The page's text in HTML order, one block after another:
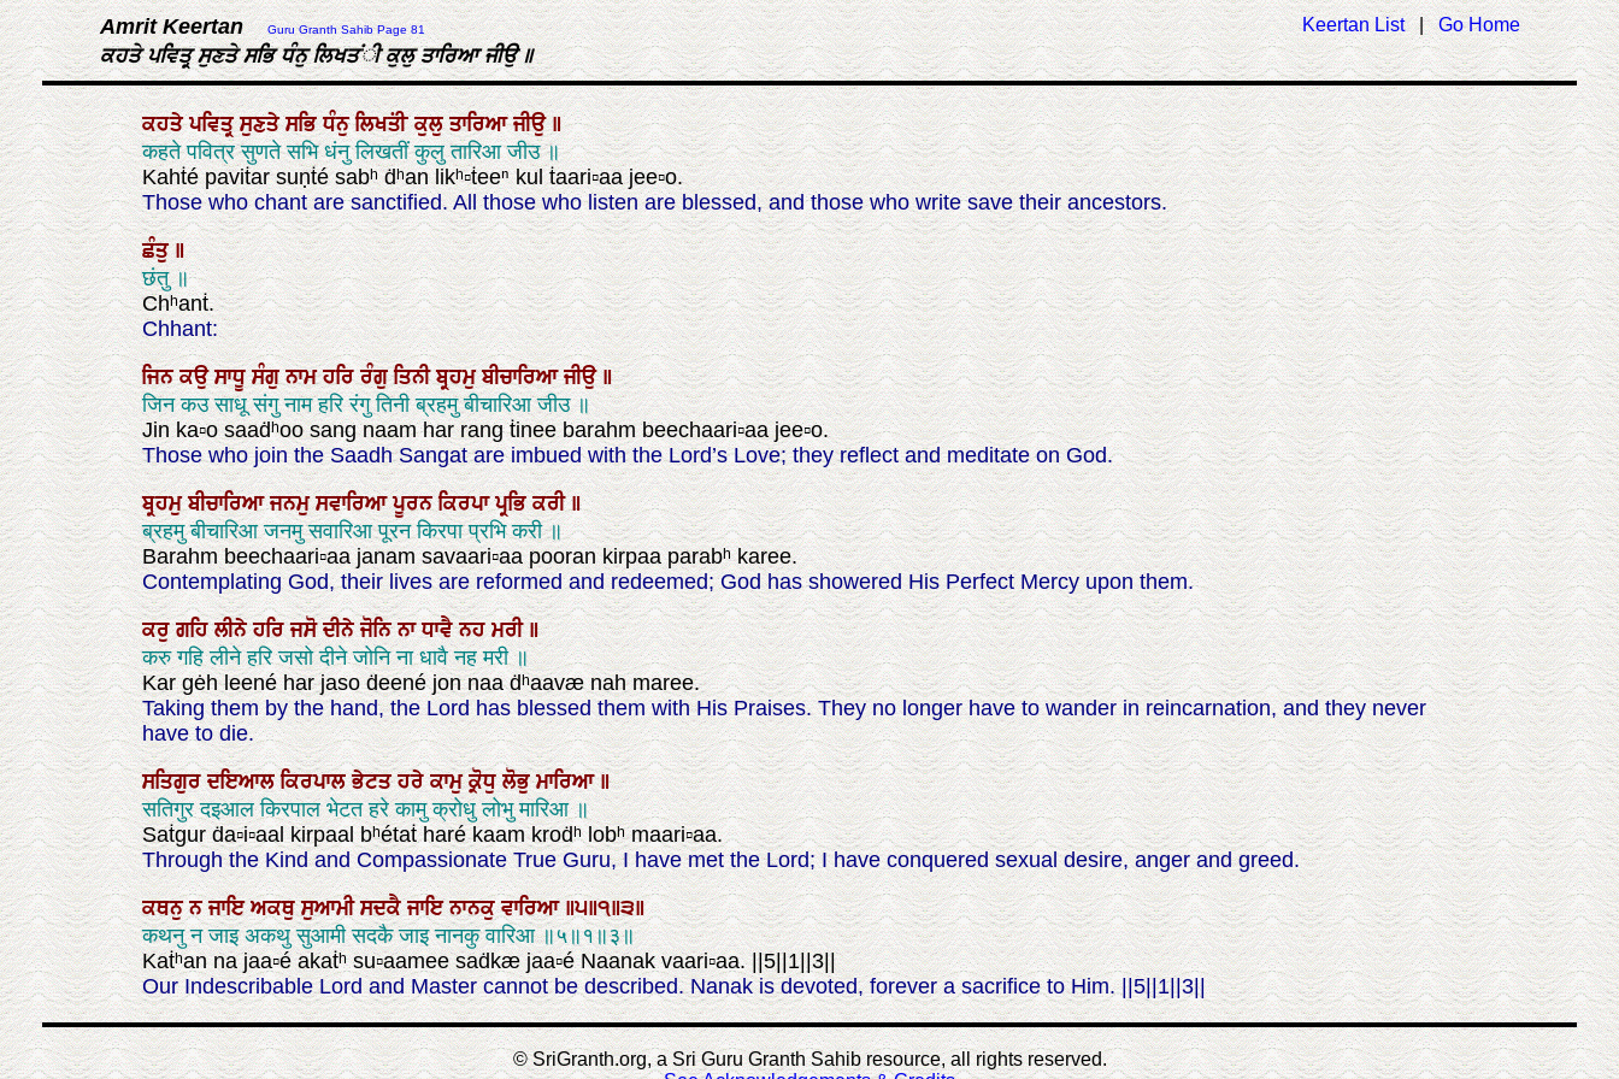
Amrit Keertan Guru Granth Sahib Page 81
ਕਹਤੇ ਪਵਿਤ੍ਰ ਸੁਣਤੇ ਸਭਿ ਧੰਨੁ ਲਿਖਤਂ​ੀ ਕੁਲੁ ਤਾਰਿਆ ਜੀਉ ॥
Keertan List|Go Home
ਕਹਤੇਪਵਿਤ੍ਰਸੁਣਤੇਸਭਿਧੰਨੁਲਿਖਤੀਕੁਲੁਤਾਰਿਆਜੀਉ॥
कहते पवित्र सुणते सभि धंनु लिखतीं कुलु तारिआ जीउ ॥
Kahṫé paviṫar suṇṫé sabʰ ḋʰan likʰ▫ṫeeⁿ kul ṫaari▫aa jee▫o.
Those who chant are sanctified. All those who listen are blessed, and those who write save their ancestors.
ਛੰਤੁ॥
छंतु ॥
Chʰanṫ.
Chhant:
ਜਿਨਕਉਸਾਧੂਸੰਗੁਨਾਮਹਰਿਰੰਗੁਤਿਨੀਬ੍ਰਹਮੁਬੀਚਾਰਿਆਜੀਉ॥
जिन कउ साधू संगु नाम हरि रंगु तिनी ब्रहमु बीचारिआ जीउ ॥
Jin ka▫o saaḋʰoo sang naam har rang ṫinee barahm beechaari▫aa jee▫o.
Those who join the Saadh Sangat are imbued with the Lord’s Love; they reflect and meditate on God.
ਬ੍ਰਹਮੁਬੀਚਾਰਿਆਜਨਮੁਸਵਾਰਿਆਪੂਰਨਕਿਰਪਾਪ੍ਰਭਿਕਰੀ॥
ब्रहमु बीचारिआ जनमु सवारिआ पूरन किरपा प्रभि करी ॥
Barahm beechaari▫aa janam savaari▫aa pooran kirpaa parabʰ karee.
Contemplating God, their lives are reformed and redeemed; God has showered His Perfect Mercy upon them.
ਕਰੁਗਹਿਲੀਨੇਹਰਿਜਸੋਦੀਨੇਜੋਨਿਨਾਧਾਵੈਨਹਮਰੀ॥
करु गहि लीने हरि जसो दीने जोनि ना धावै नह मरी ॥
Kar gėh leené har jaso ḋeené jon naa ḋʰaavæ nah maree.
Taking them by the hand, the Lord has blessed them with His Praises. They no longer have to wander in reincarnation, and they never
have to die.
ਸਤਿਗੁਰਦਇਆਲਕਿਰਪਾਲਭੇਟਤਹਰੇਕਾਮੁਕ੍ਰੋਧੁਲੋਭੁਮਾਰਿਆ॥
सतिगुर दइआल किरपाल भेटत हरे कामु क्रोधु लोभु मारिआ ॥
Saṫgur ḋa▫i▫aal kirpaal bʰétaṫ haré kaam kroḋʰ lobʰ maari▫aa.
Through the Kind and Compassionate True Guru, I have met the Lord; I have conquered sexual desire, anger and greed.
ਕਥਨੁਨਜਾਇਅਕਥੁਸੁਆਮੀਸਦਕੈਜਾਇਨਾਨਕੁਵਾਰਿਆ॥੫॥੧॥੩॥
कथनु न जाइ अकथु सुआमी सदकै जाइ नानकु वारिआ ॥५॥१॥३॥
Kaṫʰan na jaa▫é akaṫʰ su▫aamee saḋkæ jaa▫é Naanak vaari▫aa. ||5||1||3||
Our Indescribable Lord and Master cannot be described. Nanak is devoted, forever a sacrifice to Him. ||5||1||3||
© SriGranth.org, a Sri Guru Granth Sahib resource, all rights reserved.